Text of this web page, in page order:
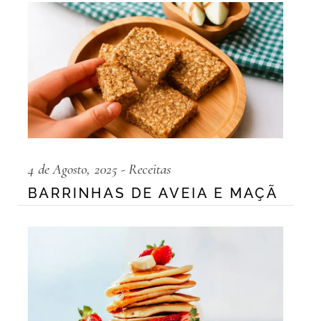
4 de Agosto, 2025 Receitas
BARRINHAS DE AVEIA E MAÇÃ